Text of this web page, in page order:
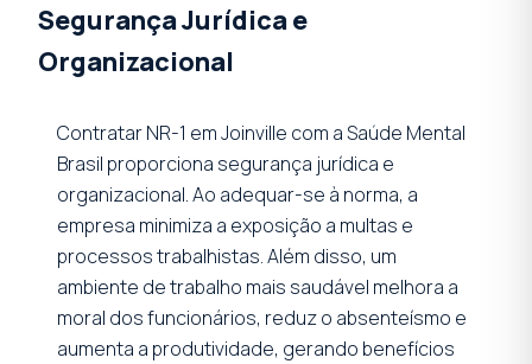
Segurança Jurídica e
Organizacional
Contratar NR-1 em Joinville com a Saúde Mental
Brasil proporciona segurança jurídica e
organizacional. Ao adequar-se à norma, a
empresa minimiza a exposição a multas e
processos trabalhistas. Além disso, um
ambiente de trabalho mais saudável melhora a
moral dos funcionários, reduz o absenteísmo e
aumenta a produtividade, gerando benefícios